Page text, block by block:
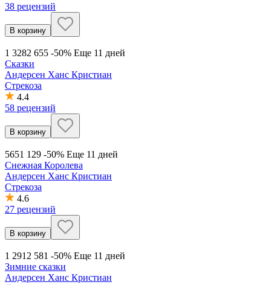
38 рецензий
В корзину
1 3282 655 -50% Еще 11 дней
Сказки
Андерсен Ханс Кристиан
Стрекоза
4.4
58 рецензий
В корзину
5651 129 -50% Еще 11 дней
Снежная Королева
Андерсен Ханс Кристиан
Стрекоза
4.6
27 рецензий
В корзину
1 291 2 581 -50% Еще 11 дней
Зимние сказки
Андерсен Ханс Кристиан